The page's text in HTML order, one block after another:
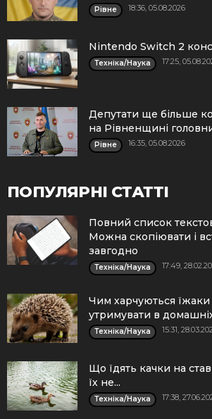
Рівне 18:36, 05.08.2026
Nintendo Switch 2
Техніка/Наука 17:25,
Депутати ще більше
на Рівненщині
Рівне 16:35, 05.08.2026
ПОПУЛЯРНІ СТАТТІ
Повний список
Можна скопіювати і
завгодно
Техніка/Наука 17:49,
Чим харчуються їжаки
утримувати в
Техніка/Наука 15:31,
Що їдять качки на
їх не...
Техніка/Наука 17:38,